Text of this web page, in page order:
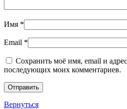
Имя *
Email *
Сохранить моё имя, email и
последующих моих комментариев.
Вернуться